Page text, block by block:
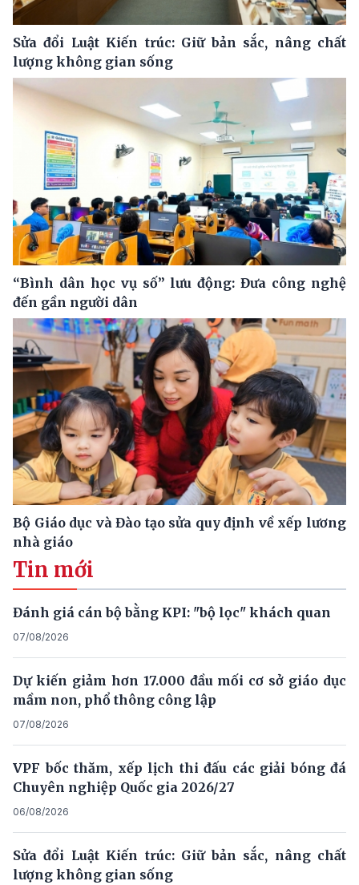
Sửa đổi Luật Kiến trúc: Giữ bản sắc, nâng chất
lượng không gian sống
“Bình dân học vụ số” lưu động: Đưa công nghệ
đến gần người dân
Bộ Giáo dục và Đào tạo sửa quy định về xếp lương
nhà giáo
Tin mới
Đánh giá cán bộ bằng KPI: "bộ lọc" khách quan
07/08/2026
Dự kiến giảm hơn 17.000 đầu mối cơ sở giáo dục
mầm non, phổ thông công lập
07/08/2026
VPF bốc thăm, xếp lịch thi đấu các giải bóng đá
Chuyên nghiệp Quốc gia 2026/27
06/08/2026
Sửa đổi Luật Kiến trúc: Giữ bản sắc, nâng chất
lượng không gian sống